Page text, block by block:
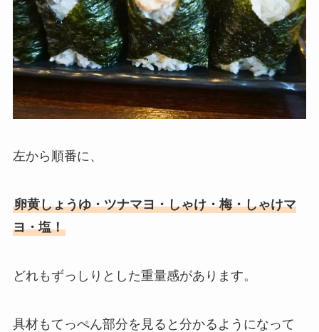
左から順番に、
卵黄しょうゆ・ツナマヨ・しゃけ・梅・しゃけマ
ヨ・塩！
どれもずっしりとした重量感があります。
具材もてっぺん部分を見ると分かるようになって